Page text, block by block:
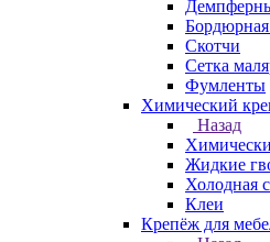
Бордюрная
Скотчи
Сетка
Фумленты
Химический
Назад
Жидкие
Холодная
Клеи
Крепёж для